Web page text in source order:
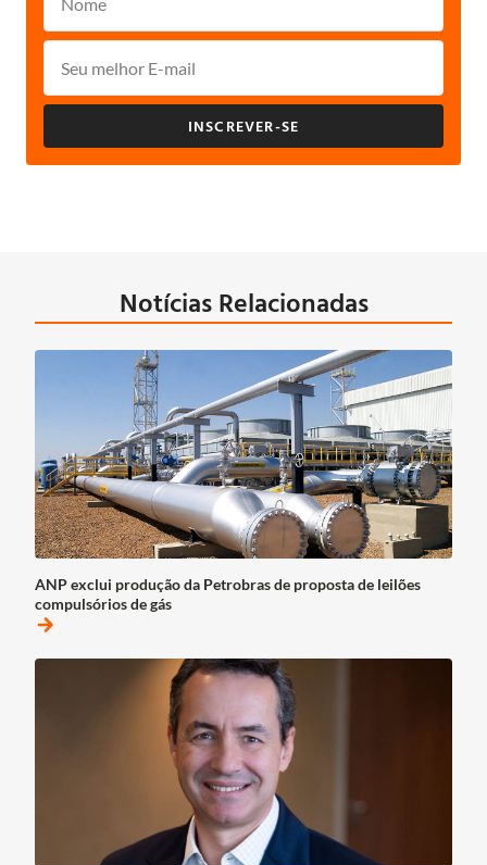
INSCREVER-SE
Notícias Relacionadas
ANP exclui produção da Petrobras de proposta de leilões
compulsórios de gás
arrow_forward